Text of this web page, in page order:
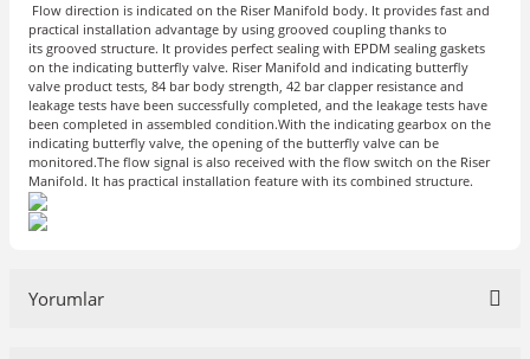
Flow direction is indicated on the Riser Manifold body. It provides fast and
practical installation advantage by using grooved coupling thanks to
its grooved structure. It provides perfect sealing with EPDM sealing gaskets
on the indicating butterfly valve. Riser Manifold and indicating butterfly
valve product tests, 84 bar body strength, 42 bar clapper resistance and
leakage tests have been successfully completed, and the leakage tests have
been completed in assembled condition.With the indicating gearbox on the
indicating butterfly valve, the opening of the butterfly valve can be
monitored.The flow signal is also received with the flow switch on the Riser
Manifold. It has practical installation feature with its combined structure.
Yorumlar